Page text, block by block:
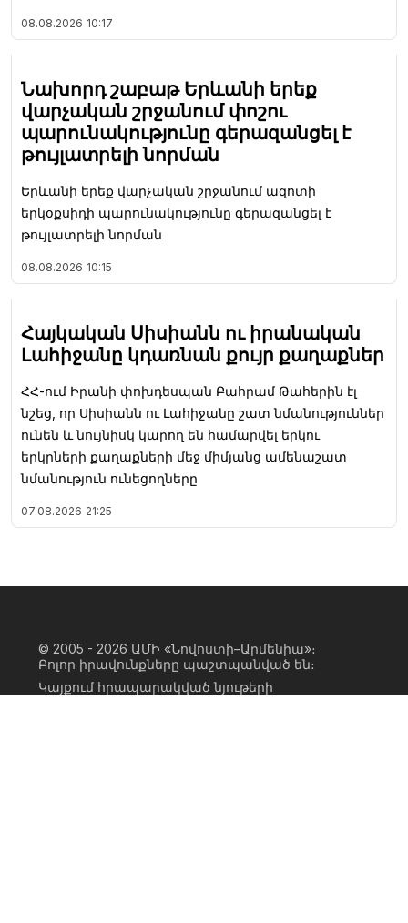
08.08.2026 10:17
Նախորդ շաբաթ Երևանի երեք
վարչական շրջանում փոշու
պարունակությունը գերազանցել է
թույլատրելի նորման
Երևանի երեք վարչական շրջանում ազոտի
երկօքսիդի պարունակությունը գերազանցել է
թույլատրելի նորման
08.08.2026 10:15
Հայկական Սիսիանն ու իրանական
Լահիջանը կդառնան քույր քաղաքներ
ՀՀ-ում Իրանի փոխդեսպան Բահրամ Թահերին էլ
նշեց, որ Սիսիանն ու Լահիջանը շատ նմանություններ
ունեն և նույնիսկ կարող են համարվել երկու
երկրների քաղաքների մեջ միմյանց ամենաշատ
նմանություն ունեցողները
07.08.2026 21:25
© 2005 - 2026 ԱՄԻ «Նովոստի–Արմենիա»։
Բոլոր իրավունքները պաշտպանված են։
Կայքում հրապարակված նյութերի